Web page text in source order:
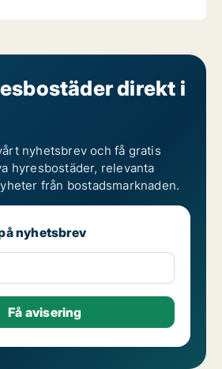
direkt i
nyhetsbrev och få gratis
hyresbostäder, relevanta
från bostadsmarknaden.
nyhetsbrev